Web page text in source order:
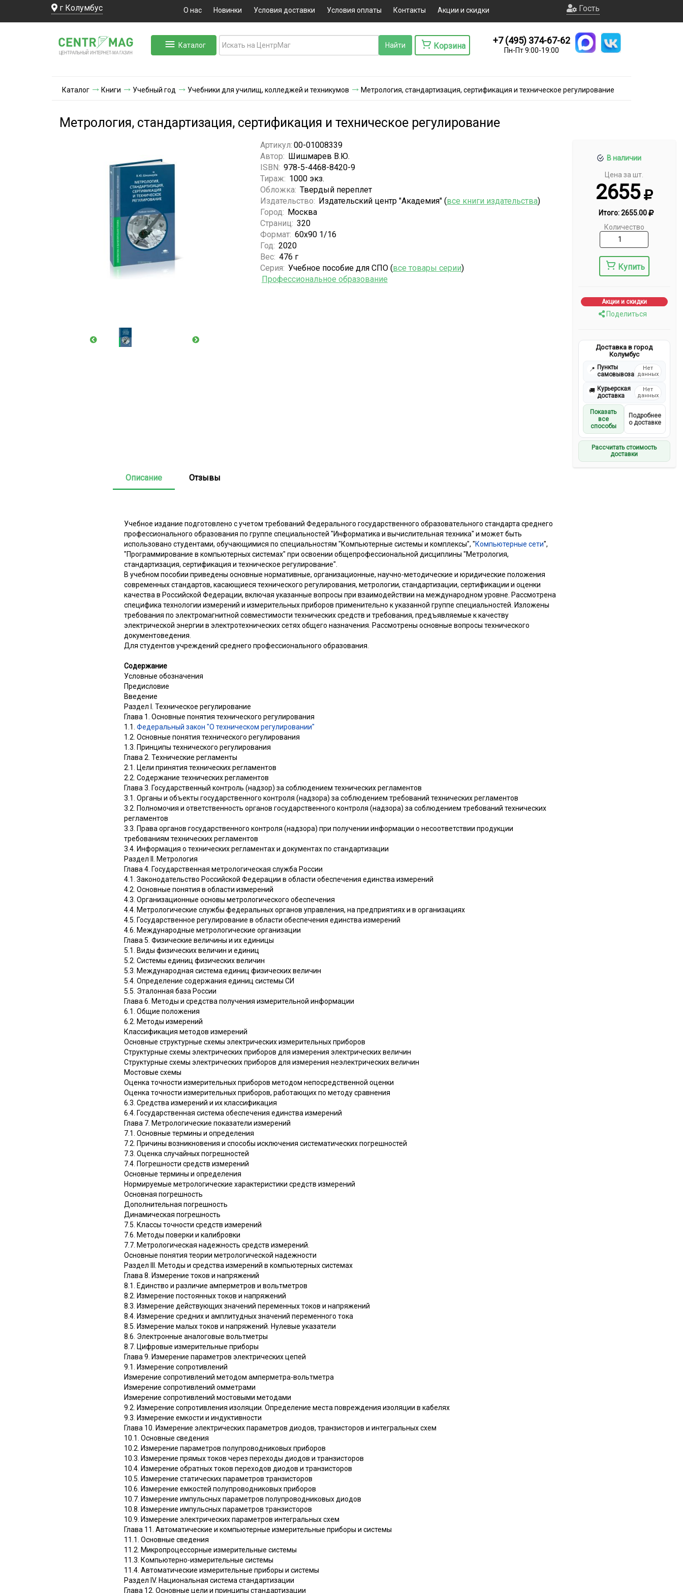
г Колумбус О нас Новинки Условия доставки Условия оплаты Контакты Акции и скидки Гость
ЦЕНТРАЛЬНЫЙ ИНТЕРНЕТ-МА ГАЗИН
Каталог Корзина
+7 (495) 374-67-62
Пн-Пт 9:00-19:00
Каталог Книги Учебный год Учебники для училищ, колледжей и техникумов Метрология, стандартизация, сертификация и техническое регулирование
Метрология, стандартизация, сертификация и техническое регулирование
В наличии
Цена за шт.
2655
Итого:2655.00
Количество
Купить
Акции и скидки
Поделиться
Доставка в город
Колумбус
📍 Пункты
самовывоза
Нет
данных
🚚 Курьерская
доставка
Нет
данных
Показать
все
способы
Подробнее
о доставке
Рассчитать стоимость
доставки
Артикул: 00-01008339
Автор: Шишмарев В.Ю.
ISBN: 978-5-4468-8420-9
Тираж: 1000 экз.
Обложка: Твердый переплет
Издательство: Издательский центр "Академия" (все книги издательства)
Город: Москва
Страниц: 320
Формат: 60х90 1/16
Год: 2020
Вес: 476 г
Серия: Учебное пособие для СПО (все товары серии)
Профессиональное образование
Описание Отзывы
Учебное издание подготовлено с учетом требований Федерального государственного образовательного стандарта среднего
профессионального образования по группе специальностей "Информатика и вычислительная техника" и может быть
использовано студентами, обучающимися по специальностям "Компьютерные системы и комплексы", "Компьютерные сети",
"Программирование в компьютерных системах" при освоении общепрофессиональной дисциплины "Метрология,
стандартизация, сертификация и техническое регулирование".
В учебном пособии приведены основные нормативные, организационные, научно-методические и юридические положения
современных стандартов, касающиеся технического регулирования, метрологии, стандартизации, сертификации и оценки
качества в Российской Федерации, включая указанные вопросы при взаимодействии на международном уровне. Рассмотрена
специфика технологии измерений и измерительных приборов применительно к указанной группе специальностей. Изложены
требования по электромагнитной совместимости технических средств и требования, предъявляемые к качеству
электрической энергии в электротехнических сетях общего назначения. Рассмотрены основные вопросы технического
документоведения.
Для студентов учреждений среднего профессионального образования.
Содержание
Условные обозначения
Предисловие
Введение
Раздел I. Техническое регулирование
Глава 1. Основные понятия технического регулирования
1.1. Федеральный закон "О техническом регулировании"
1.2. Основные понятия технического регулирования
1.3. Принципы технического регулирования
Глава 2. Технические регламенты
2.1. Цели принятия технических регламентов
2.2. Содержание технических регламентов
Глава 3. Государственный контроль (надзор) за соблюдением технических регламентов
3.1. Органы и объекты государственного контроля (надзора) за соблюдением требований технических регламентов
3.2. Полномочия и ответственность органов государственного контроля (надзора) за соблюдением требований технических
регламентов
3.3. Права органов государственного контроля (надзора) при получении информации о несоответствии продукции
требованиям технических регламентов
3.4. Информация о технических регламентах и документах по стандартизации
Раздел II. Метрология
Глава 4. Государственная метрологическая служба России
4.1. Законодательство Российской Федерации в области обеспечения единства измерений
4.2. Основные понятия в области измерений
4.3. Организационные основы метрологического обеспечения
4.4. Метрологические службы федеральных органов управления, на предприятиях и в организациях
4.5. Государственное регулирование в области обеспечения единства измерений
4.6. Международные метрологические организации
Глава 5. Физические величины и их единицы
5.1. Виды физических величин и единиц
5.2. Системы единиц физических величин
5.3. Международная система единиц физических величин
5.4. Определение содержания единиц системы СИ
5.5. Эталонная база России
Глава 6. Методы и средства получения измерительной информации
6.1. Общие положения
6.2. Методы измерений
Классификация методов измерений
Основные структурные схемы электрических измерительных приборов
Структурные схемы электрических приборов для измерения электрических величин
Структурные схемы электрических приборов для измерения неэлектрических величин
Мостовые схемы
Оценка точности измерительных приборов методом непосредственной оценки
Оценка точности измерительных приборов, работающих по методу сравнения
6.3. Средства измерений и их классификация
6.4. Государственная система обеспечения единства измерений
Глава 7. Метрологические показатели измерений
7.1. Основные термины и определения
7.2. Причины возникновения и способы исключения систематических погрешностей
7.3. Оценка случайных погрешностей
7.4. Погрешности средств измерений
Основные термины и определения
Нормируемые метрологические характеристики средств измерений
Основная погрешность
Дополнительная погрешность
Динамическая погрешность
7.5. Классы точности средств измерений
7.6. Методы поверки и калибровки
7.7. Метрологическая надежность средств измерений.
Основные понятия теории метрологической надежности
Раздел III. Методы и средства измерений в компьютерных системах
Глава 8. Измерение токов и напряжений
8.1. Единство и различие амперметров и вольтметров
8.2. Измерение постоянных токов и напряжений
8.3. Измерение действующих значений переменных токов и напряжений
8.4. Измерение средних и амплитудных значений переменного тока
8.5. Измерение малых токов и напряжений. Нулевые указатели
8.6. Электронные аналоговые вольтметры
8.7. Цифровые измерительные приборы
Глава 9. Измерение параметров электрических цепей
9.1. Измерение сопротивлений
Измерение сопротивлений методом амперметра-вольтметра
Измерение сопротивлений омметрами
Измерение сопротивлений мостовыми методами
9.2. Измерение сопротивления изоляции. Определение места повреждения изоляции в кабелях
9.3. Измерение емкости и индуктивности
Глава 10. Измерение электрических параметров диодов, транзисторов и интегральных схем
10.1. Основные сведения
10.2. Измерение параметров полупроводниковых приборов
10.3. Измерение прямых токов через переходы диодов и транзисторов
10.4. Измерение обратных токов переходов диодов и транзисторов
10.5. Измерение статических параметров транзисторов
10.6. Измерение емкостей полупроводниковых приборов
10.7. Измерение импульсных параметров полупроводниковых диодов
10.8. Измерение импульсных параметров транзисторов
10.9. Измерение электрических параметров интегральных схем
Глава 11. Автоматические и компьютерные измерительные приборы и системы
11.1. Основные сведения
11.2. Микропроцессорные измерительные системы
11.3. Компьютерно-измерительные системы
11.4. Автоматические измерительные приборы и системы
Раздел IV. Национальная система стандартизации
Глава 12. Основные цели и принципы стандартизации